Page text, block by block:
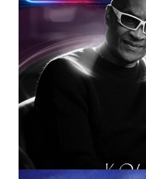
CULTURE
Artiste W2R : Jean
On